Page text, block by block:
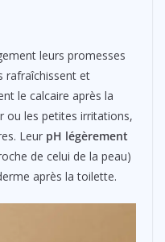
leurs promesses
rafraîchissent et
le calcaire après la
ou les petites irritations,
Leur pH légèrement
de celui de la peau)
après la toilette.